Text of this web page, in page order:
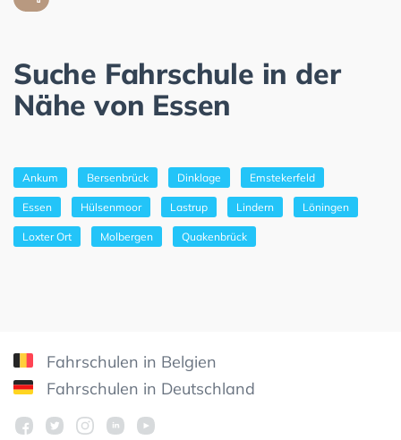
Suche Fahrschule in der
Nähe von Essen
Ankum Bersenbrück Dinklage Emstekerfeld
Essen Hülsenmoor Lastrup Lindern Löningen
Loxter Ort Molbergen Quakenbrück
Fahrschulen in Belgien
Fahrschulen in Deutschland